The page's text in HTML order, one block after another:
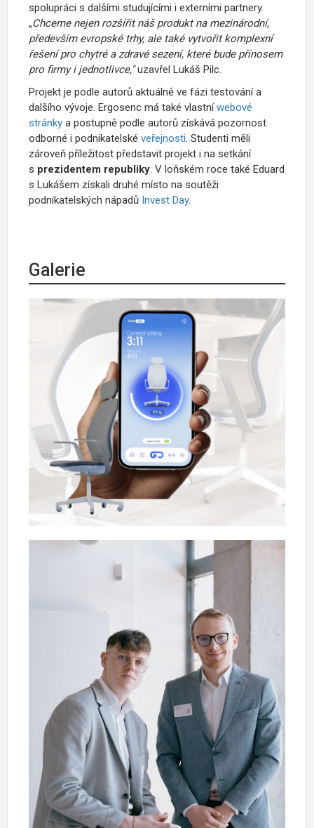
spolupráci s dalšími studujícími i externími partnery.
„Chceme nejen rozšířit náš produkt na mezinárodní,
především evropské trhy, ale také vytvořit komplexní
řešení pro chytré a zdravé sezení, které bude přínosem
pro firmy i jednotlivce,"uzavřel Lukáš Pilc.
Projekt je podle autorů aktuálně ve fázi testování a
dalšího vývoje. Ergosenc má také vlastníwebové
stránky a postupně podle autorů získává pozornost
odborné i podnikatelské veřejnosti. Studenti měli
zároveň příležitost představit projekt i na setkání
s prezidentem republiky. V loňském roce také Eduard
s Lukášem získali druhé místo na soutěži
podnikatelských nápadů Invest Day.
Galerie